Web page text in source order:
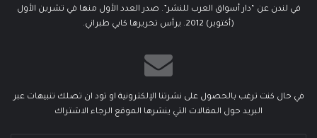
في لندن عن “دار أسواق العرب للنشر”. صدر العدد الأول منها في تشرين الأول
(أكتوبر) 2012. يرأس تحريرها كابي طبراني.
في حال كنت ترغب بالحصول على نشرتنا الإلكترونية او تود ان تصلك تنبيهات عبر
البريد حول المقالات التي ينشرها الموقع الرجاء الاشتراك